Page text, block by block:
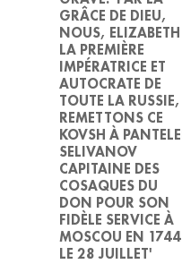
GRÂCE DE DIEU,
NOUS, ELIZABETH
LA PREMIÈRE
IMPÉRATRICE ET
AUTOCRATE DE
TOUTE LA RUSSIE,
REMETTONS CE
KOVSH À PANTELEI
SELIVANOV
CAPITAINE DES
COSAQUES DU
DON POUR SON
FIDÈLE SERVICE À
MOSCOU EN 1744
LE 28 JUILLET'